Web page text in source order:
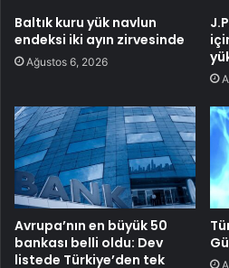
Baltık kuru yük navlun
endeksi iki ayın zirvesinde
Ağustos 6, 2026
Avrupa’nın en büyük 50
bankası belli oldu: Dev
listede Türkiye’den tek